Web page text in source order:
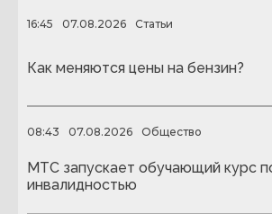
16:45 07.08.2026 Статьи
Как меняются цены на бензин?
08:43 07.08.2026 Общество
МТС запускает обучающий курс
инвалидностью